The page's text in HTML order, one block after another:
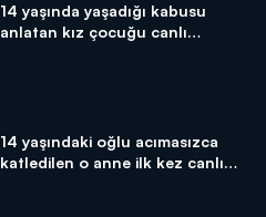
14 yaşında yaşadığı kabusu
anlatan kız çocuğu canlı
14 yaşındaki oğlu acımasızca
katledilen o anne ilk kez canlı